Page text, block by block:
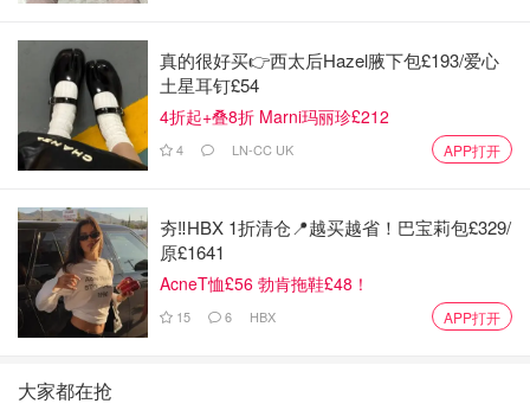
元/笔
中信银行
汇款金额的
0.10％，最低20
元/笔
港澳台：80元/
笔
农业银行 普通客户
汇款金额的
0.10％，最低20
80元/笔
真的很好买👉西太后Hazel腋下包£193/爱心
土星耳钉£54
4折起+叠8折 Marni玛丽珍£212
4 LN-CC UK APP打开
夯‼️HBX 1折清仓📍越买越省！巴宝莉包£329/
原£1641
AcneT恤£56 勃肯拖鞋£48！
15 6 HBX APP打开
大家都在抢